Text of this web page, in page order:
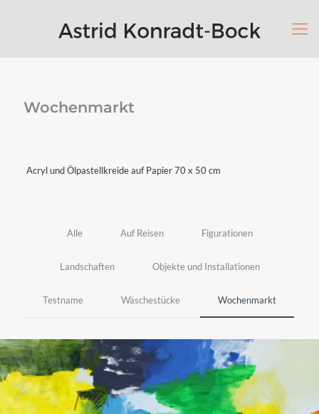
Wochenmarkt
Acryl und Ölpastellkreide auf Papier 70 x 50 cm
Alle Auf Reisen Figurationen
Landschaften Objekte und Installationen
Testname Wäschestücke Wochenmarkt